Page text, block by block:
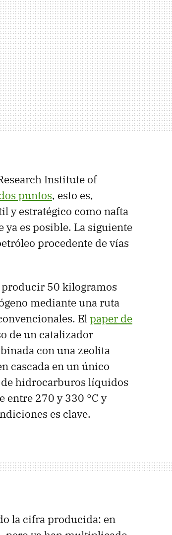
Institute of
puntos, esto es,
y estratégico como nafta
ya es posible. La siguiente
procedente de vías
producir 50 kilogramos
mediante una ruta
Elpaper de
de un catalizador
con una zeolita
cascada en un único
hidrocarburos líquidos
entre 270 y 330 °C y
es clave.
la cifra producida: en